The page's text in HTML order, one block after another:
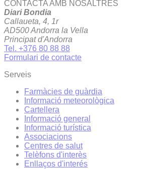
CONTACTA AMB NOSALTRES
Diari Bondia
Callaueta, 4, 1r
AD500 Andorra la Vella
Principat d'Andorra
Tel. +376 80 88 88
Formulari de contacte
Serveis
Farmàcies de guàrdia
Informació meteorològica
Cartellera
Informació general
Informació turística
Associacions
Centres de salut
Telèfons d'interès
Enllaços d'interés